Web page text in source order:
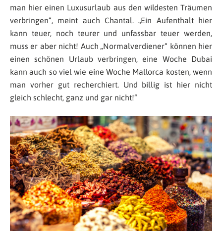
man hier einen Luxusurlaub aus den wildesten Träumen
verbringen“, meint auch Chantal. „Ein Aufenthalt hier
kann teuer, noch teurer und unfassbar teuer werden,
muss er aber nicht! Auch „Normalverdiener“ können hier
einen schönen Urlaub verbringen, eine Woche Dubai
kann auch so viel wie eine Woche Mallorca kosten, wenn
man vorher gut recherchiert. Und billig ist hier nicht
gleich schlecht, ganz und gar nicht!“